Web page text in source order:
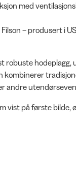
med
– produsert i
robuste
andre
vist på første bilde,